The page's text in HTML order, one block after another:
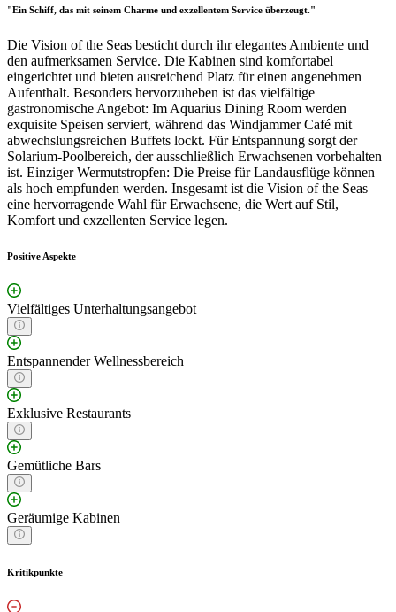
"Ein Schiff, das mit seinem Charme und exzellentem Service überzeugt."
Die Vision of the Seas besticht durch ihr elegantes Ambiente und
den aufmerksamen Service. Die Kabinen sind komfortabel
eingerichtet und bieten ausreichend Platz für einen angenehmen
Aufenthalt. Besonders hervorzuheben ist das vielfältige
gastronomische Angebot: Im Aquarius Dining Room werden
exquisite Speisen serviert, während das Windjammer Café mit
abwechslungsreichen Buffets lockt. Für Entspannung sorgt der
Solarium-Poolbereich, der ausschließlich Erwachsenen vorbehalten
ist. Einziger Wermutstropfen: Die Preise für Landausflüge können
als hoch empfunden werden. Insgesamt ist die Vision of the Seas
eine hervorragende Wahl für Erwachsene, die Wert auf Stil,
Komfort und exzellenten Service legen.
Positive Aspekte
Vielfältiges Unterhaltungsangebot
Entspannender Wellnessbereich
Exklusive Restaurants
Gemütliche Bars
Geräumige Kabinen
Kritikpunkte